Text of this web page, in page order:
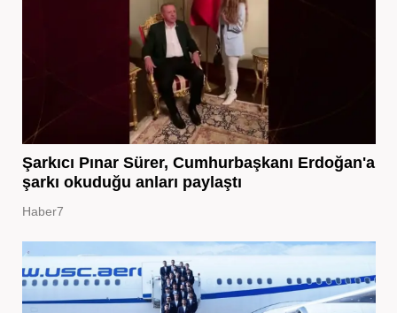
Şarkıcı Pınar Sürer, Cumhurbaşkanı Erdoğan'a
şarkı okuduğu anları paylaştı
Haber7